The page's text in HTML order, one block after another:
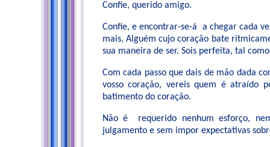
Confie, querido amigo.
Confie, e encontrar-se-á a chegar cada
mais, Alguém cujo coração bate
sua maneira de ser. Sois perfeita, tal
Com cada passo que dais de mão dada
vosso coração, vereis quem é atraído
batimento do coração.
Não é requerido nenhum esforço,
julgamento e sem impor expectativas